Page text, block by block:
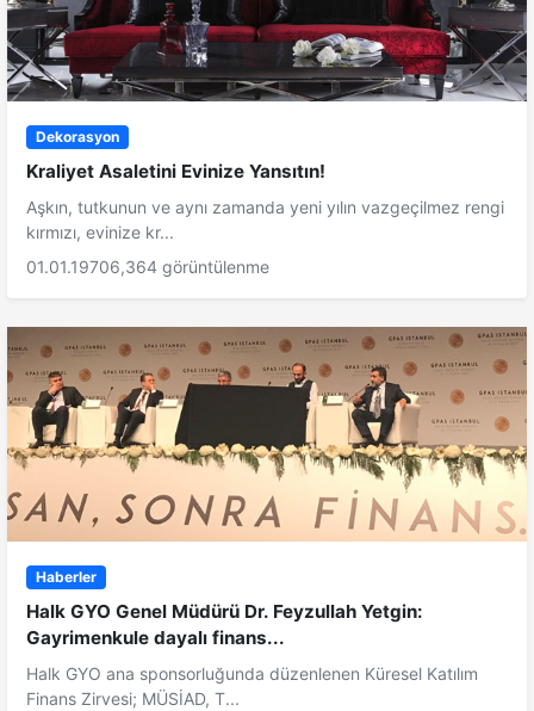
Dekorasyon
Kraliyet Asaletini Evinize Yansıtın!
Aşkın, tutkunun ve aynı zamanda yeni yılın vazgeçilmez rengi
kırmızı, evinize kr...
01.01.19706,364 görüntülenme
Haberler
Halk GYO Genel Müdürü Dr. Feyzullah Yetgin:
Gayrimenkule dayalı finans...
Halk GYO ana sponsorluğunda düzenlenen Küresel Katılım
Finans Zirvesi; MÜSİAD, T...